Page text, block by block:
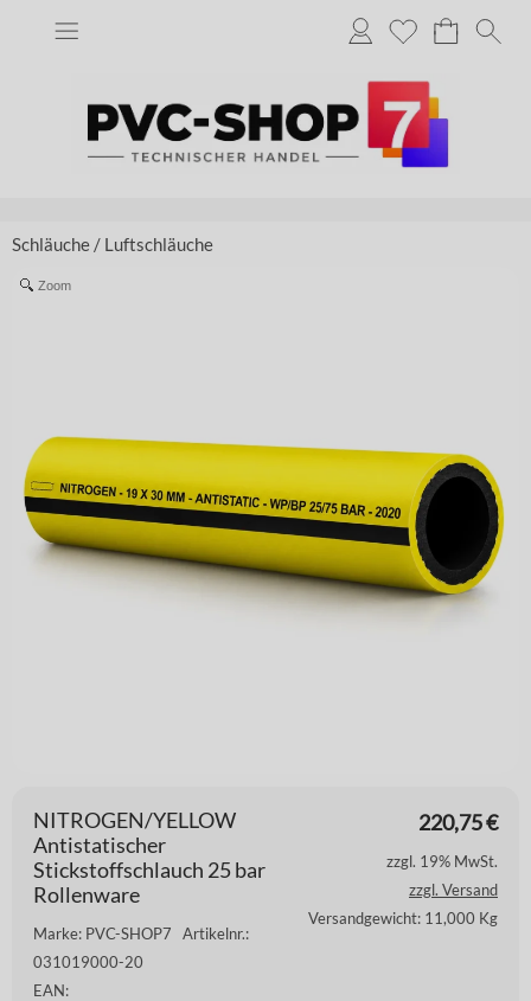
Schläuche / Luftschläuche
Zoom
220,75€
NITROGEN/YELLOW
Antistatischer
Stickstoffschlauch 25 bar
Rollenware
Marke: PVC-SHOP7 Artikelnr.:
031019000-20
EAN:
zzgl. 19% MwSt.
zzgl. Versand
Versandgewicht: 11,000 Kg